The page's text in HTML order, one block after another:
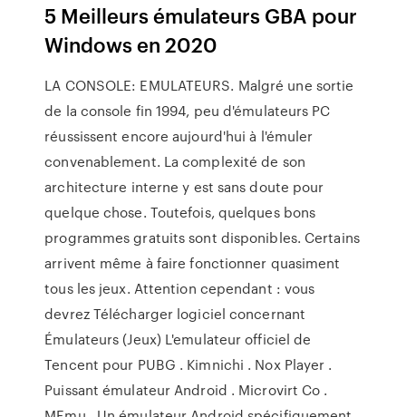
5 Meilleurs émulateurs GBA pour
Windows en 2020
LA CONSOLE: EMULATEURS. Malgré une sortie
de la console fin 1994, peu d'émulateurs PC
réussissent encore aujourd'hui à l'émuler
convenablement. La complexité de son
architecture interne y est sans doute pour
quelque chose. Toutefois, quelques bons
programmes gratuits sont disponibles. Certains
arrivent même à faire fonctionner quasiment
tous les jeux. Attention cependant : vous
devrez Télécharger logiciel concernant
Émulateurs (Jeux) L'emulateur officiel de
Tencent pour PUBG . Kimnichi . Nox Player .
Puissant émulateur Android . Microvirt Co .